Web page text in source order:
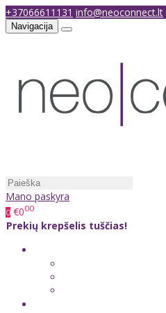
+37066611131 info@neoconnect.lt
Navigacija
Mano paskyra
0 €000
Prekių krepšelis tuščias!